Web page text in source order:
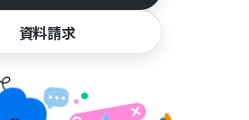
資料請求